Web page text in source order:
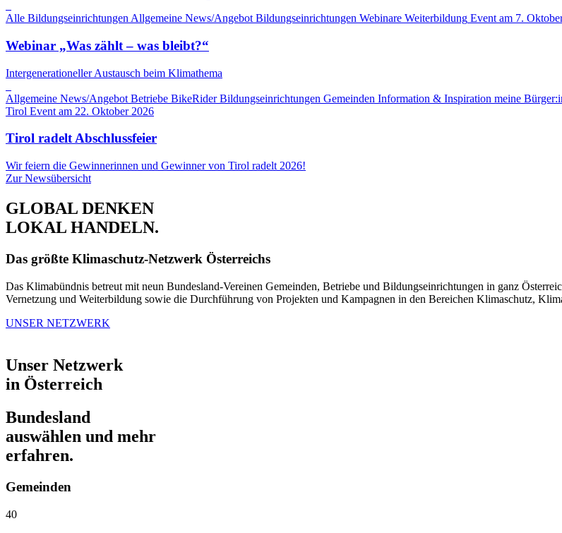
Alle Bildungseinrichtungen Allgemeine News/Angebot Bildungseinrichtungen Webinare Weiterbildung Event am 7.
Webinar „Was zählt – was bleibt?“
Intergenerationeller Austausch beim Klimathema
Allgemeine News/Angebot Betriebe BikeRider Bildungseinrichtungen Gemeinden Information & Inspiration meine
Tirol Event am 22. Oktober 2026
Tirol radelt Abschlussfeier
Wir feiern die Gewinnerinnen und Gewinner von Tirol radelt 2026!
Zur Newsübersicht
GLOBAL DENKEN
LOKAL HANDELN.
Das größte Klimaschutz-Netzwerk Österreichs
Das Klimabündnis betreut mit neun Bundesland-Vereinen Gemeinden, Betriebe und Bildungseinrichtungen in ganz
Vernetzung und Weiterbildung sowie die Durchführung von Projekten und Kampagnen in den Bereichen Klimaschutz,
UNSER NETZWERK
Unser Netzwerk
in Österreich
Bundesland
auswählen und mehr
erfahren.
Gemeinden
40